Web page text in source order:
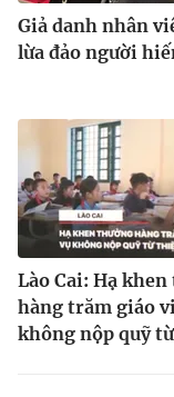
Giả danh nhân
lừa đảo người
Lào Cai: Hạ
hàng trăm giáo
không nộp quỹ